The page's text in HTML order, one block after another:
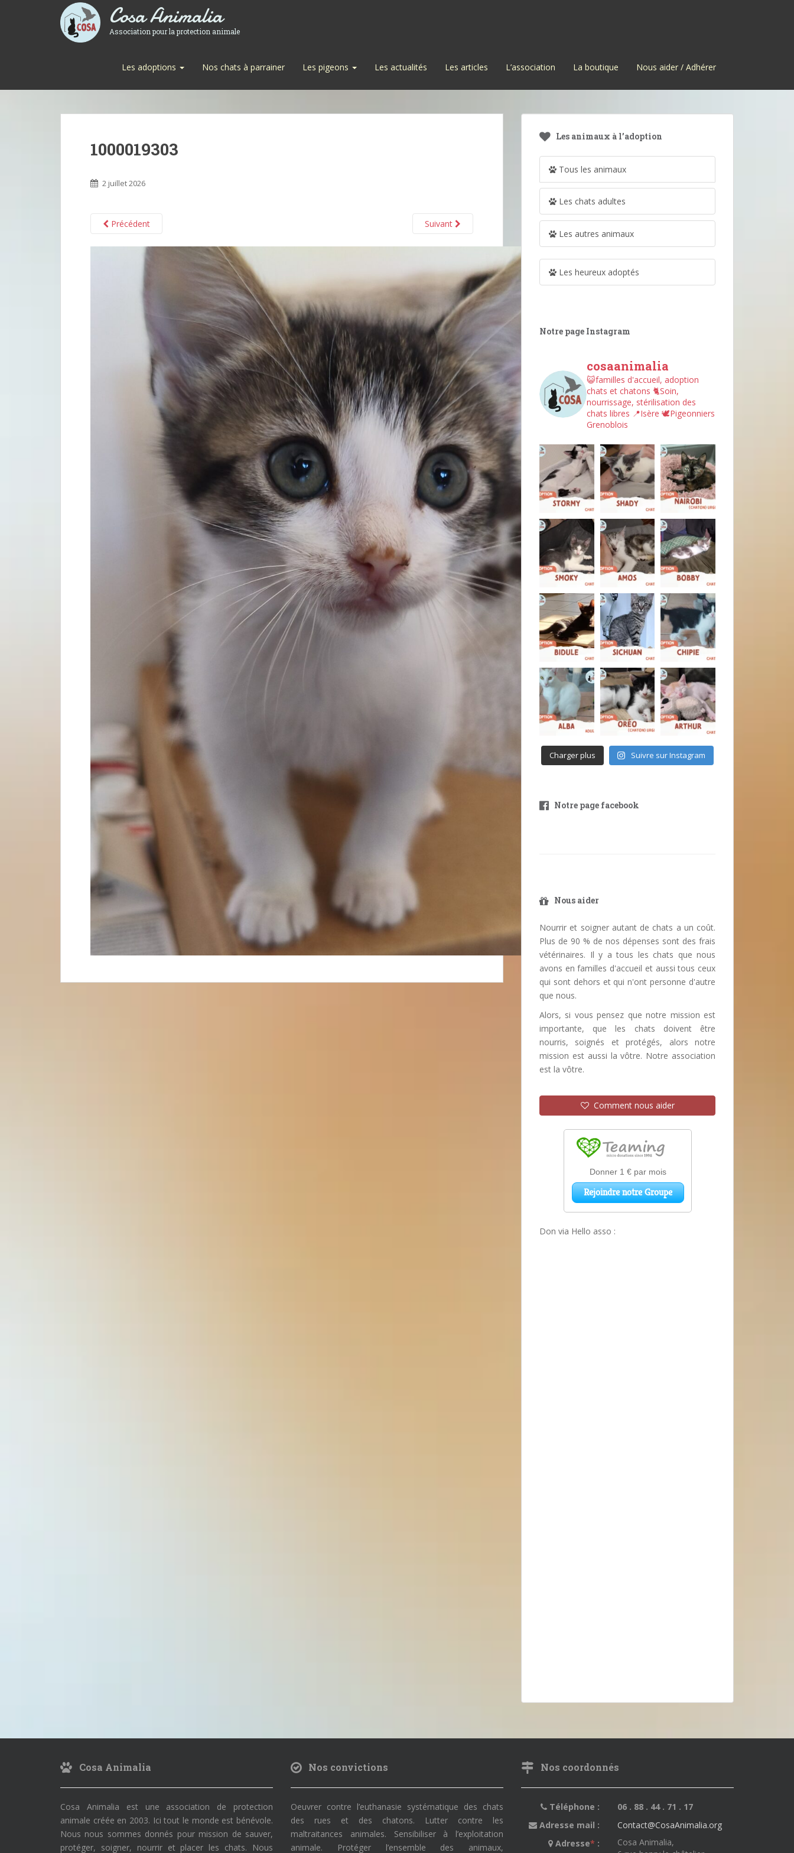
Cosa Animalia
Association pour la protection animale
Les adoptions Nos chats à parrainer Les pigeons Les actualités Les articles L’association La boutique Nous aider / Adhérer
1000019303
2 juillet 2026
Précédent Suivant
Les animaux à l’adoption
Tous les animaux
Les chats adultes
Les autres animaux
Les heureux adoptés
Notre page Instagram
cosaanimalia
😺familles d'accueil, adoption
chats et chatons 🐈Soin,
nourrissage, stérilisation des
chats libres 📍Isère 🕊︎Pigeonniers
Grenoblois
Charger plus Suivre sur Instagram
Notre page facebook
Nous aider
Nourrir et soigner autant de chats a un coût.
Plus de 90 % de nos dépenses sont des frais
vétérinaires. Il y a tous les chats que nous
avons en familles d'accueil et aussi tous ceux
qui sont dehors et qui n'ont personne d'autre
que nous.
Alors, si vous pensez que notre mission est
importante, que les chats doivent être
nourris, soignés et protégés, alors notre
mission est aussi la vôtre. Notre association
est la vôtre.
Comment nous aider
Don via Hello asso :
Cosa Animalia
Cosa Animalia est une association de protection
animale créée en 2003. Ici tout le monde est bénévole.
Nous nous sommes donnés pour mission de sauver,
protéger, soigner, nourrir et placer les chats. Nous
Nos convictions
Oeuvrer contre l’euthanasie systématique des chats
des rues et des chatons. Lutter contre les
maltraitances animales. Sensibiliser à l’exploitation
animale. Protéger l’ensemble des animaux,
Nos coordonnés
Téléphone :
06 . 88 . 44 . 71 . 17
Adresse mail :
Contact@CosaAnimalia.org
Adresse* :
Cosa Animalia,